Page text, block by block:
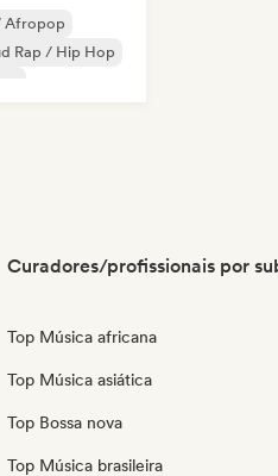
Afropop
Rap / Hip Hop
Curadores/profissionais por
Top Música africana
Top Música asiática
Top Bossa nova
Top Música brasileira